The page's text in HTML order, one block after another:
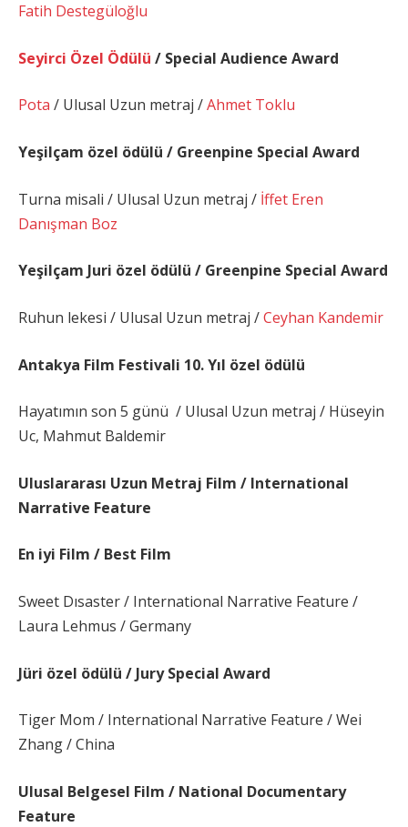
Fatih Destegüloğlu
Seyirci Özel Ödülü / Special Audience Award
Pota / Ulusal Uzun metraj /Ahmet Toklu
Yeşilçam özel ödülü / Greenpine Special Award
Turna misali / Ulusal Uzun metraj / İffet Eren
Danışman Boz
Yeşilçam Juri özel ödülü / Greenpine Special Award
Ruhun lekesi / Ulusal Uzun metraj /Ceyhan Kandemir
Antakya Film Festivali 10. Yıl özel ödülü
Hayatımın son 5 günü / Ulusal Uzun metraj / Hüseyin
Uc, Mahmut Baldemir
Uluslararası Uzun Metraj Film / International
Narrative Feature
En iyi Film / Best Film
Sweet Dısaster / International Narrative Feature /
Laura Lehmus / Germany
Jüri özel ödülü / Jury Special Award
Tiger Mom / International Narrative Feature / Wei
Zhang / China
Ulusal Belgesel Film / National Documentary
Feature